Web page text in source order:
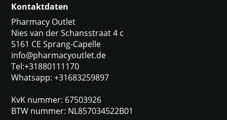
Kontaktdaten
Pharmacy Outlet
Nies van der Schansstraat 4 c
5161 CE Sprang-Capelle
info@pharmacyoutlet.de
Tel:+31880111170
Whatsapp: +31683259897
KvK nummer: 67503926
BTW nummer: NL857034522B01